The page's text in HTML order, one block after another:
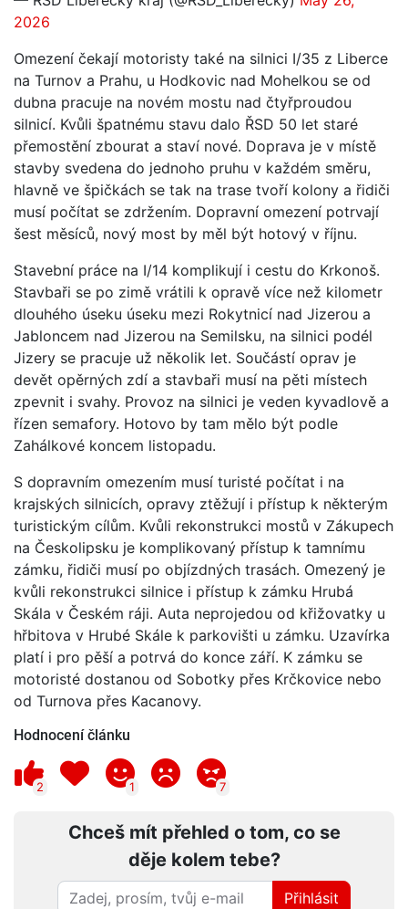
2026
Omezení čekají motoristy také na silnici I/35 z Liberce
na Turnov a Prahu, u Hodkovic nad Mohelkou se od
dubna pracuje na novém mostu nad čtyřproudou
silnicí. Kvůli špatnému stavu dalo ŘSD 50 let staré
přemostění zbourat a staví nové. Doprava je v místě
stavby svedena do jednoho pruhu v každém směru,
hlavně ve špičkách se tak na trase tvoří kolony a řidiči
musí počítat se zdržením. Dopravní omezení potrvají
šest měsíců, nový most by měl být hotový v říjnu.
Stavební práce na I/14 komplikují i cestu do Krkonoš.
Stavbaři se po zimě vrátili k opravě více než kilometr
dlouhého úseku úseku mezi Rokytnicí nad Jizerou a
Jabloncem nad Jizerou na Semilsku, na silnici podél
Jizery se pracuje už několik let. Součástí oprav je
devět opěrných zdí a stavbaři musí na pěti místech
zpevnit i svahy. Provoz na silnici je veden kyvadlově a
řízen semafory. Hotovo by tam mělo být podle
Zahálkové koncem listopadu.
S dopravním omezením musí turisté počítat i na
krajských silnicích, opravy ztěžují i přístup k některým
turistickým cílům. Kvůli rekonstrukci mostů v Zákupech
na Českolipsku je komplikovaný přístup k tamnímu
zámku, řidiči musí po objízdných trasách. Omezený je
kvůli rekonstrukci silnice i přístup k zámku Hrubá
Skála v Českém ráji. Auta neprojedou od křižovatky u
hřbitova v Hrubé Skále k parkovišti u zámku. Uzavírka
platí i pro pěší a potrvá do konce září. K zámku se
motoristé dostanou od Sobotky přes Krčkovice nebo
od Turnova přes Kacanovy.
Hodnocení článku
2 1 7
Chceš mít přehled o tom, co se
děje kolem tebe?
Přihlásit